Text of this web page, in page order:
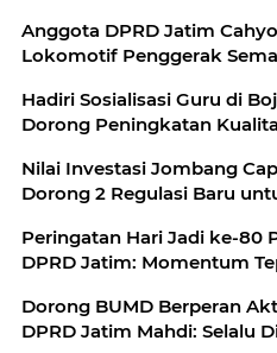
Anggota DPRD Jatim
Lokomotif Penggerak
Hadiri Sosialisasi Guru di
Dorong Peningkatan
Nilai Investasi Jombang
Dorong 2 Regulasi Baru
Peringatan Hari Jadi ke-80
DPRD Jatim: Momentum
Dorong BUMD Berperan
DPRD Jatim Mahdi: Selalu